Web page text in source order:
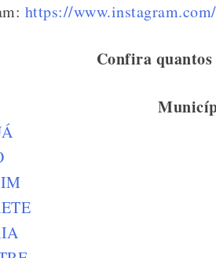
https://
Confira